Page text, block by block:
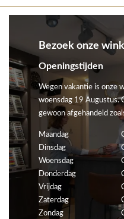
Bezoek onze
Openingstijden
Wegen vakantie is onze
woensdag 19 Augustus.
gewoon afgehandeld
Maandag
Dinsdag
Woensdag
Donderdag
Vrijdag
Zaterdag
Zondag